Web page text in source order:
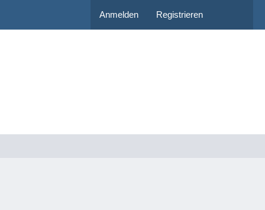
Anmelden Registrieren